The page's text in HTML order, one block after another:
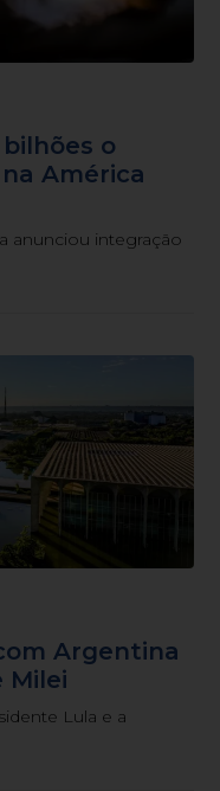
o
América
anunciou integração
Argentina
Milei
Lula e a